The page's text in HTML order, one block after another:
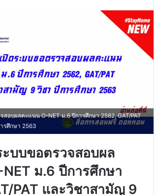
สอบผลคะแนน O-NET ม.6 ปีการศึกษา 2562, GAT/PAT
รศึกษา 2563
ะบบขอตรวจสอบผล
ม.6 ปีการศึกษา
PAT และวิชาสามัญ 9